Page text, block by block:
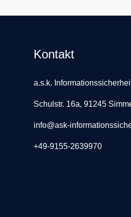
t
a
g
s
n
a
Kontakt
a.s.k.
Schulstr. 16a, 91245
info@ask-
+49-9155-2639970